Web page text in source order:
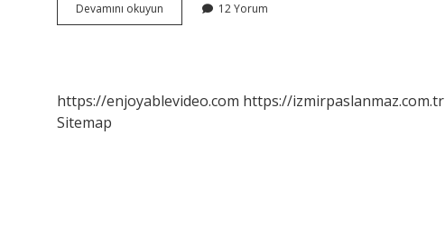
Devamını okuyun
Kaç
12 Yorum
https://enjoyablevideo.com https://izmirpaslanmaz.com.tr
Sitemap